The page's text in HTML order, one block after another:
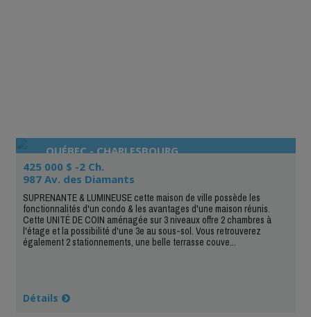
QUÉBEC - CHARLESBOURG
425 000 $ -2 Ch.
987 Av. des Diamants
SUPRENANTE & LUMINEUSE cette maison de ville possède les
fonctionnalités d'un condo & les avantages d'une maison réunis.
Cette UNITÉ DE COIN aménagée sur 3 niveaux offre 2 chambres à
l'étage et la possibilité d'une 3e au sous-sol. Vous retrouverez
également 2 stationnements, une belle terrasse couve...
Détails